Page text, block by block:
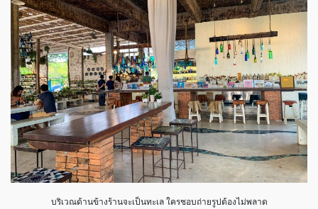
บริเวณด้านข้างร้านจะเป็นทะเล ใครชอบถ่ายรูปต้องไม่พลาด